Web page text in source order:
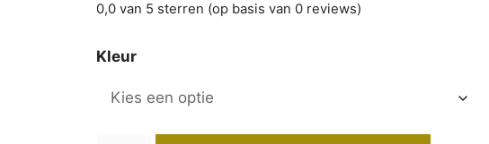
0,0 van 5 sterren (op basis van 0 reviews)
Kleur